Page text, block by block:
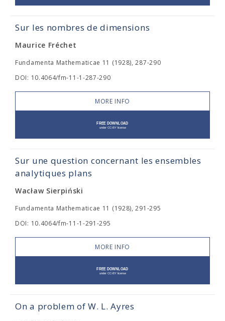
Sur les nombres de dimensions
Maurice Fréchet
Fundamenta Mathematicae 11 (1928), 287-290
DOI: 10.4064/fm-11-1-287-290
MORE INFO
Sur une question concernant les ensembles
analytiques plans
Wacław Sierpiński
Fundamenta Mathematicae 11 (1928), 291-295
DOI: 10.4064/fm-11-1-291-295
MORE INFO
On a problem of W. L. Ayres